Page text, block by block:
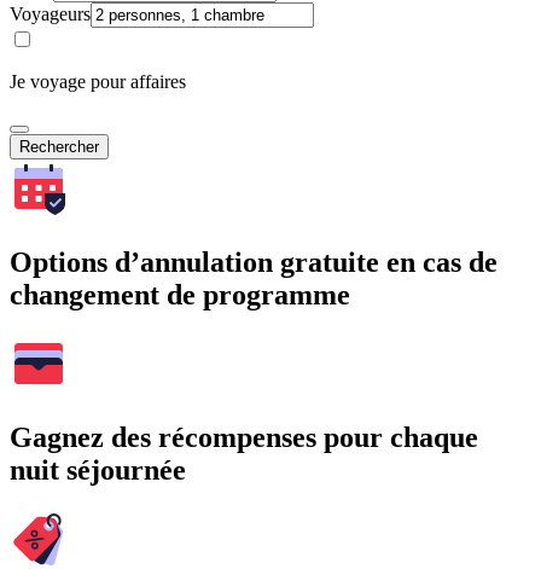
Voyageurs
Je voyage pour affaires
Rechercher
Options d’annulation gratuite en cas de
changement de programme
Gagnez des récompenses pour chaque
nuit séjournée